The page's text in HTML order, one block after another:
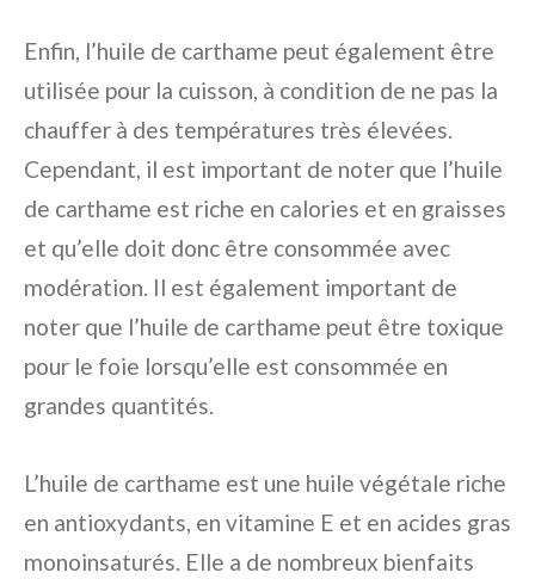
Enfin, l’huile de carthame peut également être
utilisée pour la cuisson, à condition de ne pas la
chauffer à des températures très élevées.
Cependant, il est important de noter que l’huile
de carthame est riche en calories et en graisses
et qu’elle doit donc être consommée avec
modération. Il est également important de
noter que l’huile de carthame peut être toxique
pour le foie lorsqu’elle est consommée en
grandes quantités.
L’huile de carthame est une huile végétale riche
en antioxydants, en vitamine E et en acides gras
monoinsaturés. Elle a de nombreux bienfaits